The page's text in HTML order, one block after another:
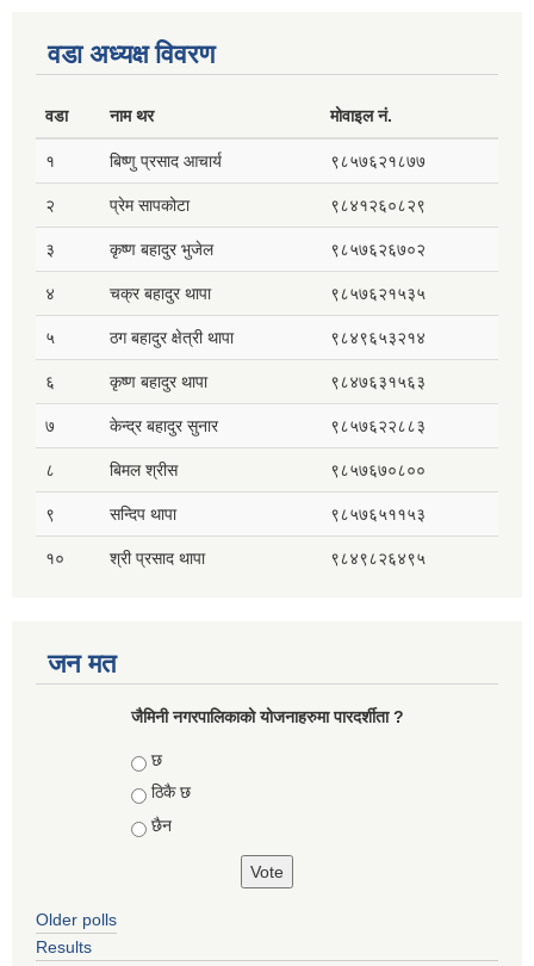
वडा अध्यक्ष विवरण
वडा नाम थर मोवाइल नं.
१ बिष्णु प्रसाद आचार्य ९८५७६२१८७७
२ प्रेम सापकोटा ९८४१२६०८२९
३ कृष्ण बहादुर भुजेल ९८५७६२६७०२
४ चक्र बहादुर थापा ९८५७६२१५३५
५ ठग बहादुर क्षेत्री थापा ९८४९६५३२१४
६ कृष्ण बहादुर थापा ९८४७६३१५६३
७ केन्द्र बहादुर सुनार ९८५७६२२८८३
८ बिमल श्रीस ९८५७६७०८००
९ सन्दिप थापा ९८५७६५११५३
१० श्री प्रसाद थापा ९८४९८२६४९५
जन मत
जैमिनी नगरपालिकाको योजनाहरुमा पारदर्शीता ?
Choices
छ
ठिकै छ
छैन
Older polls
Results